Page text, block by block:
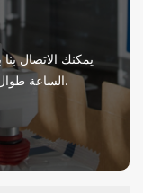
يمكنك الاتصال
الساعة طوال أيام الأسبوع عبر البريد الإلكتروني أو الهاتف.